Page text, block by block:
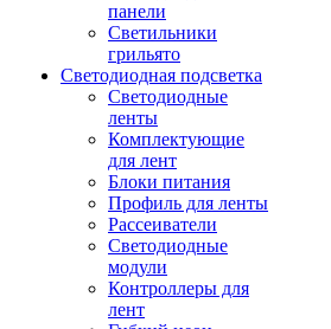
панели
Светильники
грильято
Светодиодная подсветка
Светодиодные
ленты
Комплектующие
для лент
Блоки питания
Профиль для ленты
Рассеиватели
Светодиодные
модули
Контроллеры для
лент